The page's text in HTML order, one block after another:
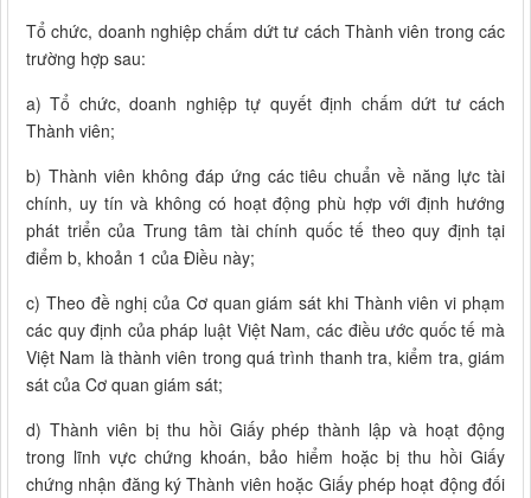
Tổ chức, doanh nghiệp chấm dứt tư cách Thành viên trong các
trường hợp sau:
a) Tổ chức, doanh nghiệp tự quyết định chấm dứt tư cách
Thành viên;
b) Thành viên không đáp ứng các tiêu chuẩn về năng lực tài
chính, uy tín và không có hoạt động phù hợp với định hướng
phát triển của Trung tâm tài chính quốc tế theo quy định tại
điểm b, khoản 1 của Điều này;
c) Theo đề nghị của Cơ quan giám sát khi Thành viên vi phạm
các quy định của pháp luật Việt Nam, các điều ước quốc tế mà
Việt Nam là thành viên trong quá trình thanh tra, kiểm tra, giám
sát của Cơ quan giám sát;
d) Thành viên bị thu hồi Giấy phép thành lập và hoạt động
trong lĩnh vực chứng khoán, bảo hiểm hoặc bị thu hồi Giấy
chứng nhận đăng ký Thành viên hoặc Giấy phép hoạt động đối